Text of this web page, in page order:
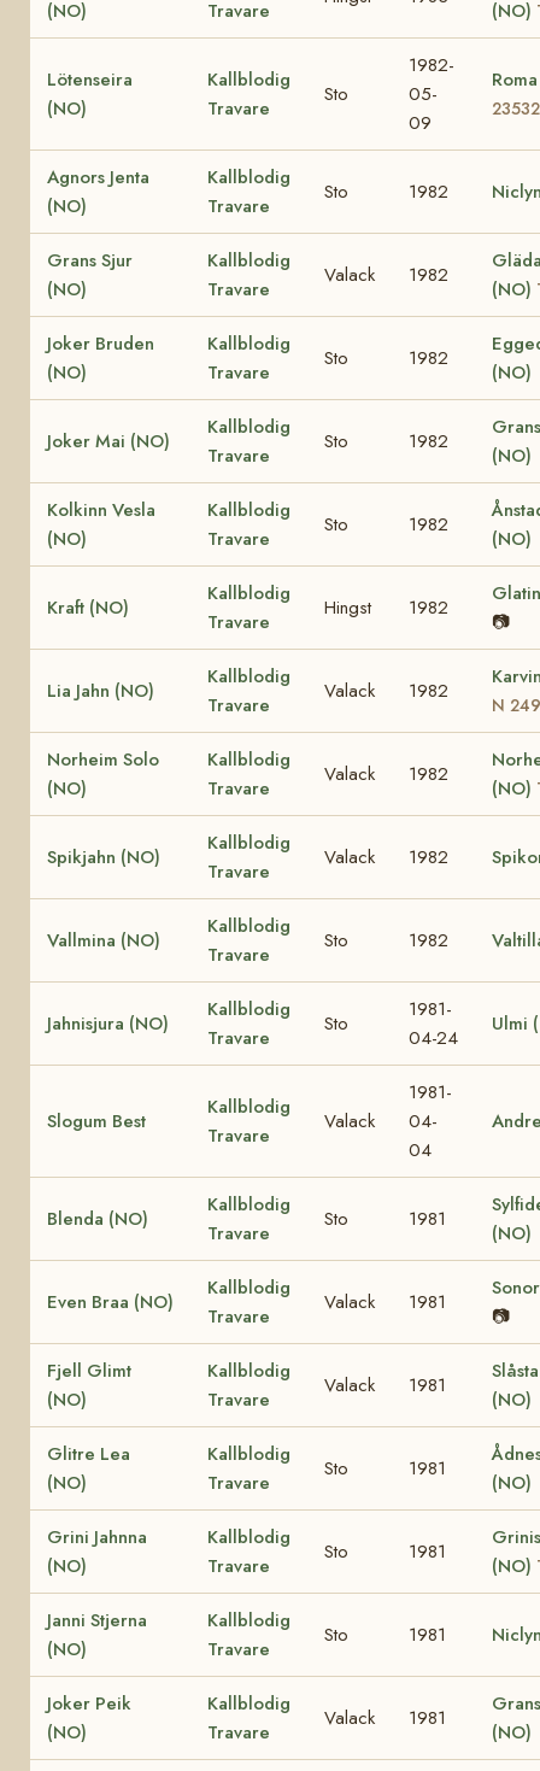
(NO) Travare (NO)
Lötenseira
(NO)
Kallblodig
Travare
Sto
1982-
05-
09
23532
Agnors Jenta
(NO)
Kallblodig
Travare
Sto 1982
Grans Sjur
(NO)
Kallblodig
Travare
Valack 1982
(NO)
Joker Bruden
(NO)
Kallblodig
Travare
Sto 1982
(NO)
Joker Mai (NO)
Kallblodig
Travare
Sto 1982
(NO)
Kolkinn Vesla
(NO)
Kallblodig
Travare
Sto 1982
(NO)
Kraft (NO)
Kallblodig
Travare
Hingst 1982
📷
Lia Jahn (NO)
Kallblodig
Travare
Valack 1982
N
Norheim Solo
(NO)
Kallblodig
Travare
Valack 1982
(NO)
Spikjahn (NO)
Kallblodig
Travare
Valack 1982
Vallmina (NO)
Kallblodig
Travare
Sto 1982
Jahnisjura (NO)
Kallblodig
Travare
Sto
1981-
04-24
Ulmi
Slogum Best
Kallblodig
Travare
Valack
1981-
04-
04
Blenda (NO)
Kallblodig
Travare
Sto 1981
(NO)
Even Braa (NO)
Kallblodig
Travare
Valack 1981
📷
Fjell Glimt
(NO)
Kallblodig
Travare
Valack 1981
(NO)
Glitre Lea
(NO)
Kallblodig
Travare
Sto 1981
(NO)
Grini Jahnna
(NO)
Kallblodig
Travare
Sto 1981
(NO)
Janni Stjerna
(NO)
Kallblodig
Travare
Sto 1981
Joker Peik
(NO)
Kallblodig
Travare
Valack 1981
(NO)